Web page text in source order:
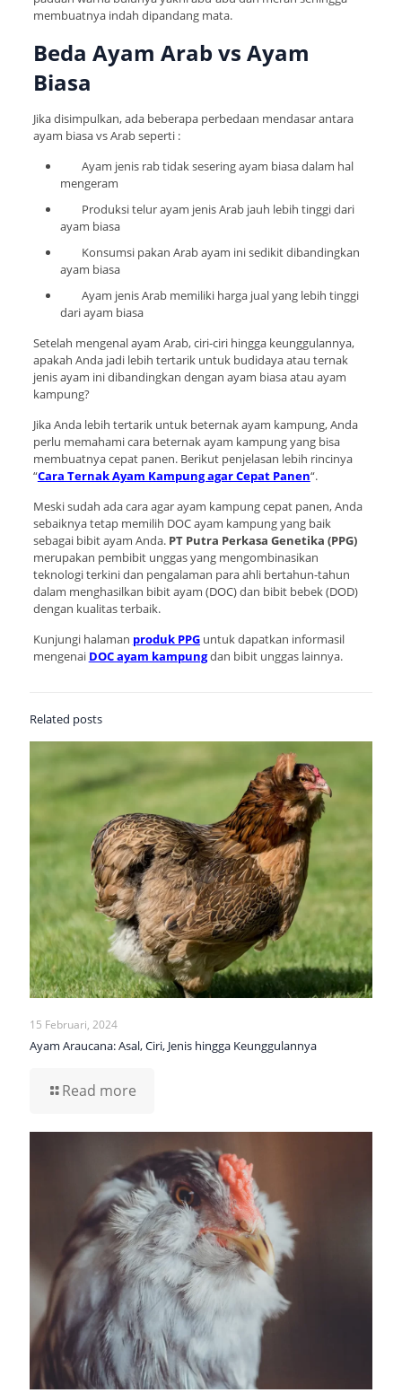
membuatnya indah dipandang mata.
Beda Ayam Arab vs Ayam
Biasa
Jika disimpulkan, ada beberapa perbedaan mendasar antara
ayam biasa vs Arab seperti :
Ayam jenis rab tidak sesering ayam biasa dalam hal
mengeram
Produksi telur ayam jenis Arab jauh lebih tinggi dari
ayam biasa
Konsumsi pakan Arab ayam ini sedikit dibandingkan
ayam biasa
Ayam jenis Arab memiliki harga jual yang lebih tinggi
dari ayam biasa
Setelah mengenal ayam Arab, ciri-ciri hingga keunggulannya,
apakah Anda jadi lebih tertarik untuk budidaya atau ternak
jenis ayam ini dibandingkan dengan ayam biasa atau ayam
kampung?
Jika Anda lebih tertarik untuk beternak ayam kampung, Anda
perlu memahami cara beternak ayam kampung yang bisa
membuatnya cepat panen. Berikut penjelasan lebih rincinya
“Cara Ternak Ayam Kampung agar Cepat Panen“.
Meski sudah ada cara agar ayam kampung cepat panen, Anda
sebaiknya tetap memilih DOC ayam kampung yang baik
sebagai bibit ayam Anda. PT Putra Perkasa Genetika (PPG)
merupakan pembibit unggas yang mengombinasikan
teknologi terkini dan pengalaman para ahli bertahun-tahun
dalam menghasilkan bibit ayam (DOC) dan bibit bebek (DOD)
dengan kualitas terbaik.
Kunjungi halaman produk PPGuntuk dapatkan informasil
mengenai DOC ayam kampungdan bibit unggas lainnya.
Related posts
15 Februari, 2024
Ayam Araucana: Asal, Ciri, Jenis hingga Keunggulannya
Read more